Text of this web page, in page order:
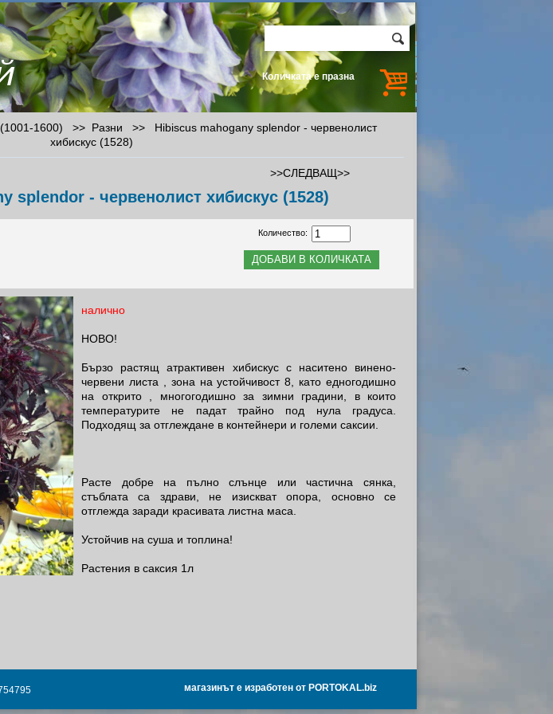
Количката е празна
(1001-1600) >> Разни >> Hibiscus mahogany splendor - червенолист
хибискус (1528)
>>СЛЕДВАЩ>>
splendor - червенолист хибискус (1528)
Количество:
налично
НОВО!
Бързо растящ атрактивен хибискус с наситено винено-
червени листа , зона на устойчивост 8, като едногодишно
на открито , многогодишно за зимни градини, в които
температурите не падат трайно под нула градуса.
Подходящ за отглеждане в контейнери и големи саксии.
Расте добре на пълно слънце или частична сянка,
стъблата са здрави, не изискват опора, основно се
отглежда заради красивата листна маса.
Устойчив на суша и топлина!
Растения в саксия 1л
магазинът е изработен от PORTOKAL.biz